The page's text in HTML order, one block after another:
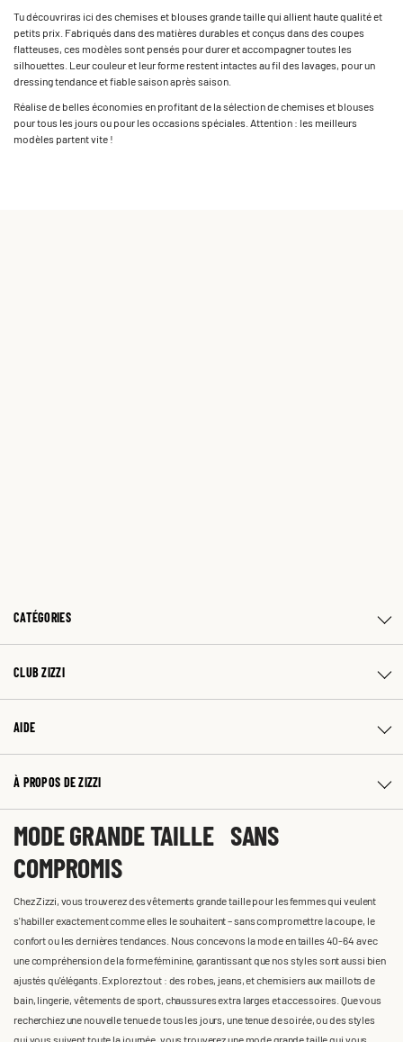
Tu découvriras ici des chemises et blouses grande taille qui allient haute qualité et
petits prix. Fabriqués dans des matières durables et conçus dans des coupes
flatteuses, ces modèles sont pensés pour durer et accompagner toutes les
silhouettes. Leur couleur et leur forme restent intactes au fil des lavages, pour un
dressing tendance et fiable saison après saison.
Réalise de belles économies en profitant de la sélection de chemises et blouses
pour tous les jours ou pour les occasions spéciales. Attention : les meilleurs
modèles partent vite !
CATÉGORIES
CLUB ZIZZI
AIDE
À PROPOS DE ZIZZI
MODE GRANDE TAILLE SANS
COMPROMIS
Chez Zizzi, vous trouverez des vêtements grande taille pour les femmes qui veulent
s'habiller exactement comme elles le souhaitent – sans compromettre la coupe, le
confort ou les dernières tendances. Nous concevons la mode en tailles 40-64 avec
une compréhension de la forme féminine, garantissant que nos styles sont aussi bien
ajustés qu'élégants. Explorez tout : des robes, jeans, et chemisiers aux maillots de
bain, lingerie, vêtements de sport, chaussures extra larges et accessoires. Que vous
recherchiez une nouvelle tenue de tous les jours, une tenue de soirée, ou des styles
qui vous suivent toute la journée, vous trouverez une mode grande taille qui vous